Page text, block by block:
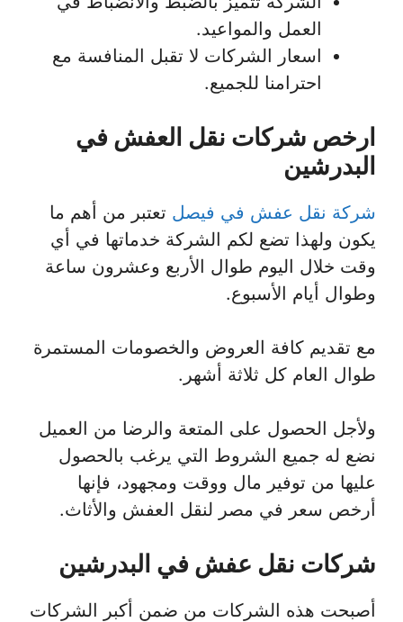
العمل والمواعيد.
اسعار الشركات لا تقبل المنافسة مع
احترامنا للجميع.
ارخص شركات نقل العفش في
البدرشين
شركة نقل عفش في فيصل تعتبر من أهم ما
يكون ولهذا تضع لكم الشركة خدماتها في أي
وقت خلال اليوم طوال الأربع وعشرون ساعة
وطوال أيام الأسبوع.
مع تقديم كافة العروض والخصومات المستمرة
طوال العام كل ثلاثة أشهر.
ولأجل الحصول على المتعة والرضا من العميل
نضع له جميع الشروط التي يرغب بالحصول
عليها من توفير مال ووقت ومجهود، فإنها
أرخص سعر في مصر لنقل العفش والأثاث.
شركات نقل عفش في البدرشين
أصبحت هذه الشركات من ضمن أكبر الشركات